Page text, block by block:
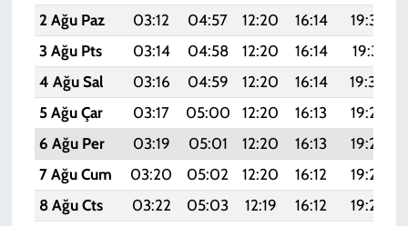
2 Ağu Paz
03:12 04:57 12:20 16:14 19:33
3 Ağu Pts
03:14 04:58 12:20 16:14 19:31
4 Ağu Sal
03:16 04:59 12:20 16:14 19:30
5 Ağu Çar
03:17 05:00 12:20 16:13 19:29
6 Ağu Per
03:19 05:01 12:20 16:13 19:28
7 Ağu Cum
03:20 05:02 12:20 16:12 19:27
8 Ağu Cts
03:22 05:03 12:19 16:12 19:25